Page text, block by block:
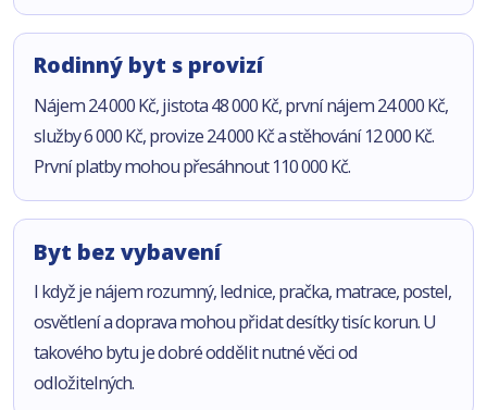
Rodinný byt s provizí
Nájem 24 000 Kč, jistota 48 000 Kč, první nájem 24 000 Kč,
služby 6 000 Kč, provize 24 000 Kč a stěhování 12 000 Kč.
První platby mohou přesáhnout 110 000 Kč.
Byt bez vybavení
I když je nájem rozumný, lednice, pračka, matrace, postel,
osvětlení a doprava mohou přidat desítky tisíc korun. U
takového bytu je dobré oddělit nutné věci od
odložitelných.